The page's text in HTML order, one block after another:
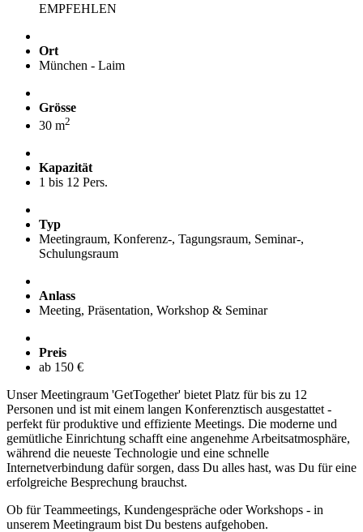
EMPFEHLEN
Ort
München - Laim
Grösse
30 m2
Kapazität
1 bis 12 Pers.
Typ
Meetingraum, Konferenz-, Tagungsraum, Seminar-,
Schulungsraum
Anlass
Meeting, Präsentation, Workshop & Seminar
Preis
ab 150 €
Unser Meetingraum 'GetTogether' bietet Platz für bis zu 12
Personen und ist mit einem langen Konferenztisch ausgestattet -
perfekt für produktive und effiziente Meetings. Die moderne und
gemütliche Einrichtung schafft eine angenehme Arbeitsatmosphäre,
während die neueste Technologie und eine schnelle
Internetverbindung dafür sorgen, dass Du alles hast, was Du für eine
erfolgreiche Besprechung brauchst.
Ob für Teammeetings, Kundengespräche oder Workshops - in
unserem Meetingraum bist Du bestens aufgehoben.